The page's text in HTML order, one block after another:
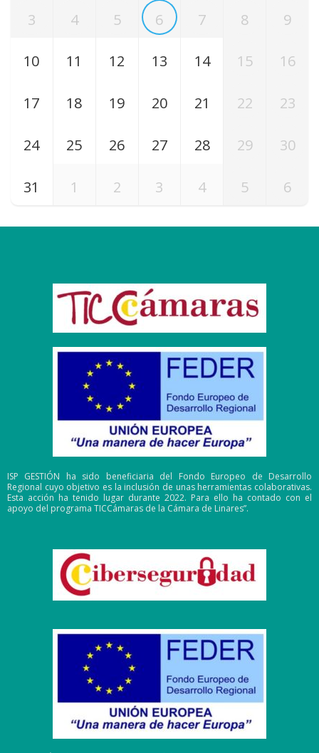
3 4 5 6 7 8 9
10 11 12 13 14 15 16
17 18 19 20 21 22 23
24 25 26 27 28 29 30
31 1 2 3 4 5 6
ISP GESTIÓN ha sido beneficiaria del Fondo Europeo de Desarrollo
Regional cuyo objetivo es la inclusión de unas herramientas colaborativas.
Esta acción ha tenido lugar durante 2022. Para ello ha contado con el
apoyo del programa TICCámaras de la Cámara de Linares”.